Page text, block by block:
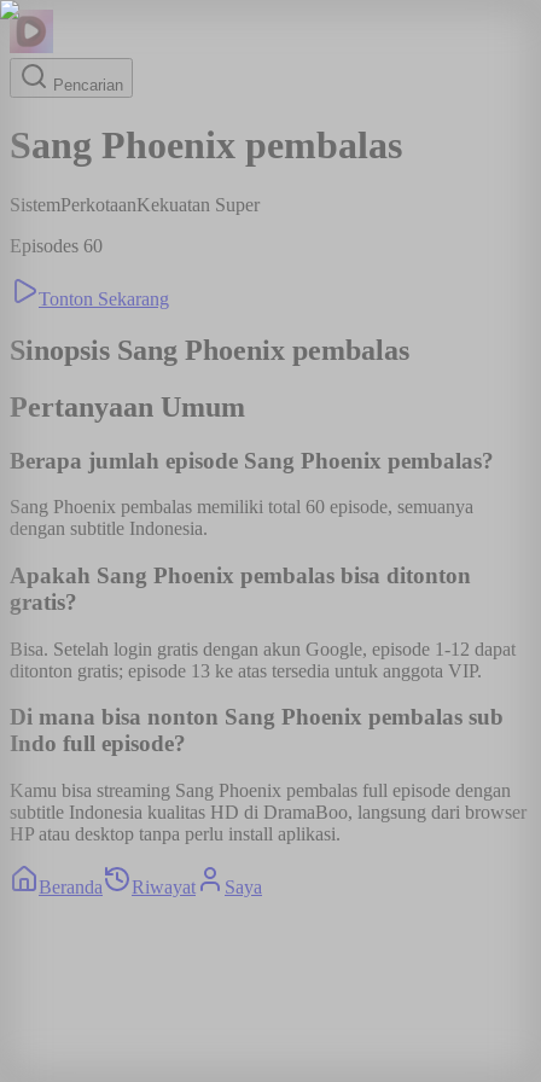
Pencarian
Sang Phoenix pembalas
SistemPerkotaanKekuatan Super
Episodes 60
Tonton Sekarang
Sinopsis Sang Phoenix pembalas
Pertanyaan Umum
Berapa jumlah episode Sang Phoenix pembalas?
Sang Phoenix pembalas memiliki total 60 episode, semuanya
dengan subtitle Indonesia.
Apakah Sang Phoenix pembalas bisa ditonton
gratis?
Bisa. Setelah login gratis dengan akun Google, episode 1-12 dapat
ditonton gratis; episode 13 ke atas tersedia untuk anggota VIP.
Di mana bisa nonton Sang Phoenix pembalas sub
Indo full episode?
Kamu bisa streaming Sang Phoenix pembalas full episode dengan
subtitle Indonesia kualitas HD di DramaBoo, langsung dari browser
HP atau desktop tanpa perlu install aplikasi.
Beranda Riwayat Saya